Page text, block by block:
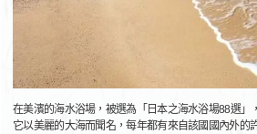
在美濱的海水浴場，被選為「日本之海水浴場88選」，
它以美麗的大海而聞名，每年都有來自該國國內外的